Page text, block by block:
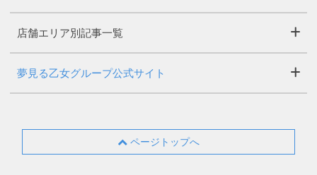
店舗エリア別記事一覧
夢見る乙女グループ公式サイト
ページトップへ